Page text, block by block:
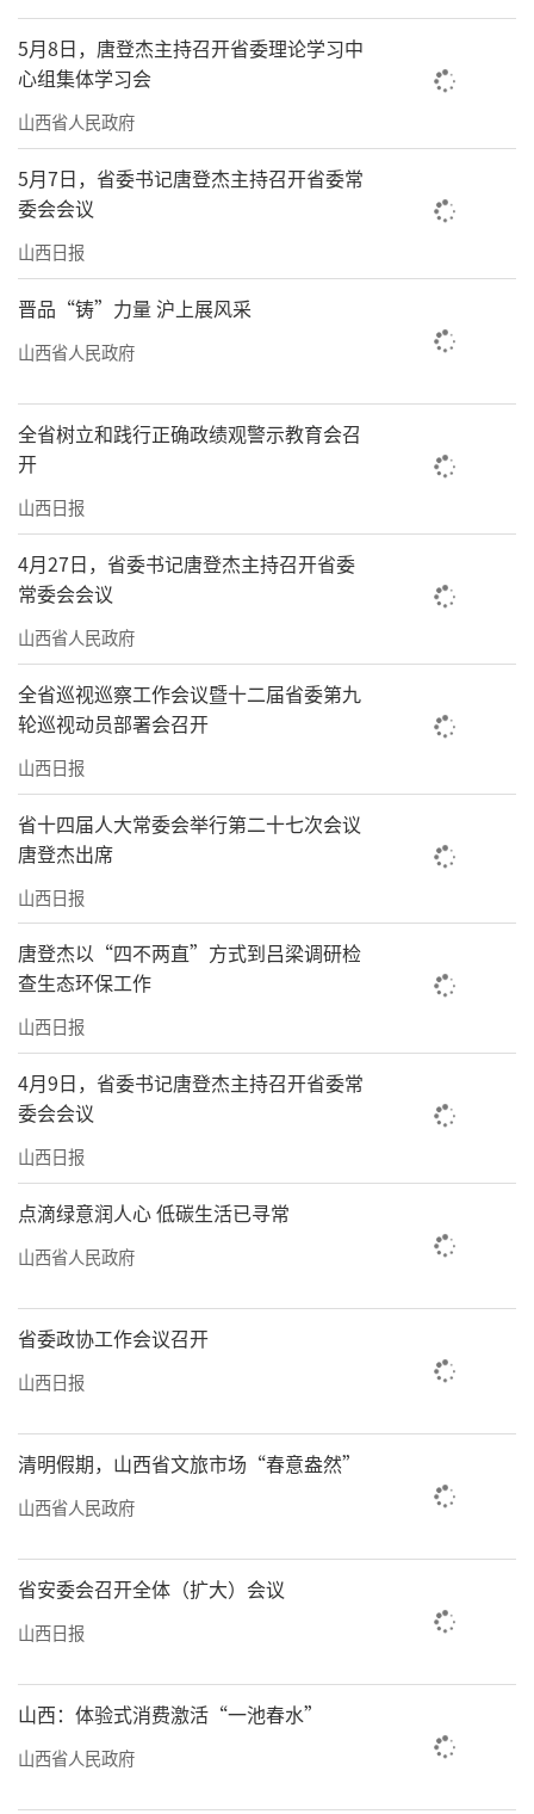
品展示细节。不久后，77件（套）展品将入
川，成为云冈石窟“走出去”的又一重要足
迹。
从江淮大地到黄浦江畔，从齐鲁之乡到宝
岛台湾，再到喜马拉雅山南麓的加德满都……
“家门口就能触摸到石窟细节，很惊
喜。”曾在上海参观“云海相望——云冈石窟艺
术特展”的文物爱好者徐烈表示，这场展览让
他重新认识了中华文化的厚重。
六年间，云冈学这一根植于武周山石窟的
系统工程，已成为诠释中华文明多元一体格局
的重要文化载体。通过文物巡展、数字化平台
等多元渠道，云冈石窟已覆盖观众超2000万人
次。
正如王晨所言，“赴三星堆的展览是新的
起点，我们要让千年石窟的魅力，在更多土地
上生长出文化传播的新果实。”
飞天图案贴纸、莲花纹饰挎包、北魏纹样
手账本……“五一”假期，云冈石窟出口处
的“云冈时光”文创店内人头攒动。千年石窟
艺术化作可触摸、可带走的记忆。“每件文创
都是文化的浓缩。”浙江游客韩云舒捧着刚拆
的文创盲盒，兴奋地和同伴分享喜悦。
文创的火爆，折射出的是云冈石窟持续攀
升的人气。2025年景区全年游客接待量突破528
万人次，同比增长18.87%。
大客流的背后，是大景区服务能级的全面
跃升：智慧停车、全网实名预约，让“指尖一
触”即可完成车位查询、门票预订，重塑游客
游览体验。增加遮阳棚、降温喷雾、直饮水
机、无线充电座椅，将人文关怀嵌入每一处服
务触点，让游客从“看景”变“享景”。
在游客服务中心，一位英国游客正对着科
大讯飞AI透明双面屏翻译器提问，屏幕上中英双
语同步呈现，实现沟通无碍。这样的智慧助
手，正在成为石窟的服务“标配”。2400台智
能语音讲解器完成升级，支持AI互动问答及7国
语言转换，还提供手语版、儿童版等分众化智
慧讲解服务——无论是谁，都能以自己的方
式“读懂”云冈。
一座石窟，带火一座城。云冈石窟的溢出
5月8日，唐登杰主持召开省委理论学习中
心组集体学习会
山西省人民政府
5月7日，省委书记唐登杰主持召开省委常
委会会议
山西日报
晋品“铸”力量 沪上展风采
山西省人民政府
全省树立和践行正确政绩观警示教育会召
开
山西日报
4月27日，省委书记唐登杰主持召开省委
常委会会议
山西省人民政府
全省巡视巡察工作会议暨十二届省委第九
轮巡视动员部署会召开
山西日报
省十四届人大常委会举行第二十七次会议
唐登杰出席
山西日报
唐登杰以“四不两直”方式到吕梁调研检
查生态环保工作
山西日报
4月9日，省委书记唐登杰主持召开省委常
委会会议
山西日报
点滴绿意润人心 低碳生活已寻常
山西省人民政府
省委政协工作会议召开
山西日报
清明假期，山西省文旅市场“春意盎然”
山西省人民政府
省安委会召开全体（扩大）会议
山西日报
山西：体验式消费激活“一池春水”
山西省人民政府